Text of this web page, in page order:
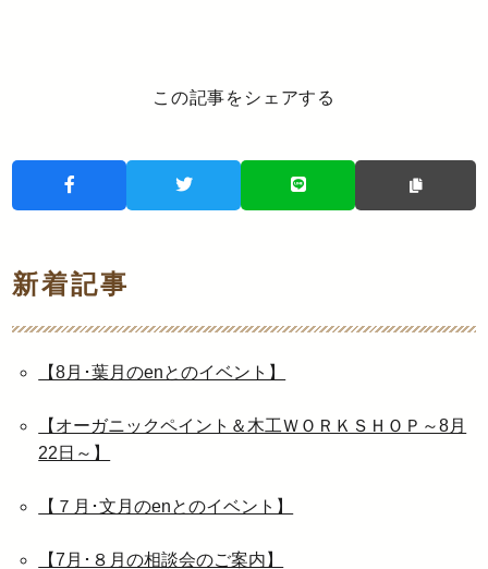
この記事をシェアする
新着記事
【8月･葉月のenとのイベント】
【オーガニックペイント＆木工ＷＯＲＫＳＨＯＰ～8月
22日～】
【７月･文月のenとのイベント】
【7月･８月の相談会のご案内】